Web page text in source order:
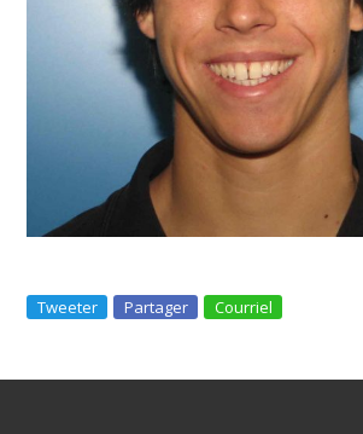
Tweeter Partager Courriel